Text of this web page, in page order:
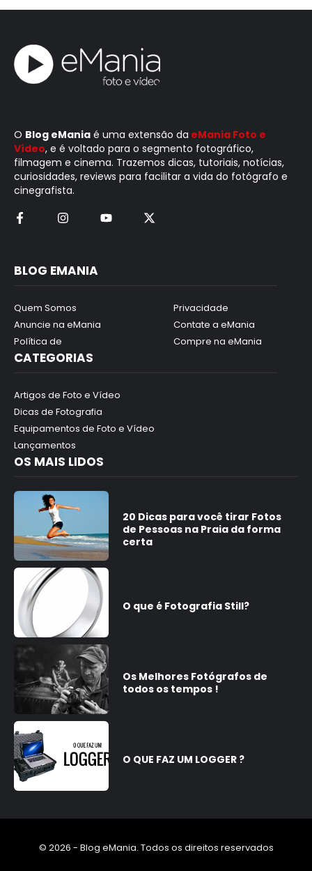
O Blog eMania é uma extensão da eMania Foto e
Vídeo, e é voltado para o segmento fotográfico,
filmagem e cinema. Trazemos dicas, tutoriais, notícias,
curiosidades, reviews para facilitar a vida do fotógrafo e
cinegrafista.
BLOG EMANIA
Quem Somos
Anuncie na eMania
Política de
Privacidade
Contate a eMania
Compre na eMania
CATEGORIAS
Artigos de Foto e Vídeo
Dicas de Fotografia
Equipamentos de Foto e Vídeo
Lançamentos
OS MAIS LIDOS
20 Dicas para você tirar Fotos
de Pessoas na Praia da forma
certa
O que é Fotografia Still?
Os Melhores Fotógrafos de
todos os tempos !
O QUE FAZ UM LOGGER ?
© 2026 - Blog eMania. Todos os direitos reservados